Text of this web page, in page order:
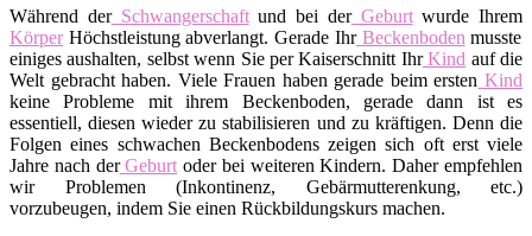
Während derSchwangerschaftund bei derGeburtwurde Ihrem
KörperHöchstleistung abverlangt. Gerade IhrBeckenboden musste
einiges aushalten, selbst wenn Sie per Kaiserschnitt IhrKind auf die
Welt gebracht haben. Viele Frauen haben gerade beim ersten Kind
keine Probleme mit ihrem Beckenboden, gerade dann ist es
essentiell, diesen wieder zu stabilisieren und zu kräftigen. Denn die
Folgen eines schwachen Beckenbodens zeigen sich oft erst viele
Jahre nach derGeburt oder bei weiteren Kindern. Daher empfehlen
wir Problemen (Inkontinenz, Gebärmutterenkung, etc.)
vorzubeugen, indem Sie einen Rückbildungskurs machen.